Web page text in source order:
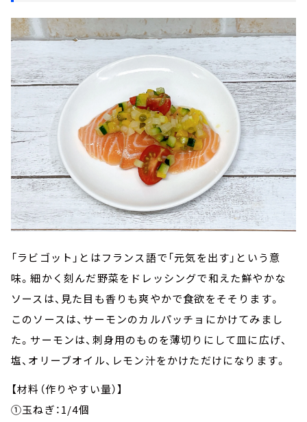
「ラビゴット」とはフランス語で「元気を出す」という意
味。細かく刻んだ野菜をドレッシングで和えた鮮やかな
ソースは、見た目も香りも爽やかで食欲をそそります。
このソースは、サーモンのカルパッチョにかけてみまし
た。サーモンは、刺身用のものを薄切りにして皿に広げ、
塩、オリーブオイル、レモン汁をかけただけになります。
【材料（作りやすい量）】
①玉ねぎ：1/4個